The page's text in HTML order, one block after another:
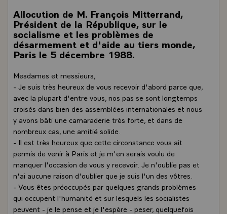
Allocution de M. François Mitterrand,
Président de la République, sur le
socialisme et les problèmes de
désarmement et d'aide au tiers monde,
Paris le 5 décembre 1988.
Mesdames et messieurs,
- Je suis très heureux de vous recevoir d'abord parce que,
avec la plupart d'entre vous, nos pas se sont longtemps
croisés dans bien des assemblées internationales et nous
y avons bâti une camaraderie très forte, et dans de
nombreux cas, une amitié solide.
- Il est très heureux que cette circonstance vous ait
permis de venir à Paris et je m'en serais voulu de
manquer l'occasion de vous y recevoir. Je n'oublie pas et
n'ai aucune raison d'oublier que je suis l'un des vôtres.
- Vous êtes préoccupés par quelques grands problèmes
qui occupent l'humanité et sur lesquels les socialistes
peuvent - je le pense et je l'espère - peser, quelquefois